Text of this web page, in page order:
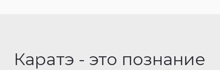
Каратэ - это познание